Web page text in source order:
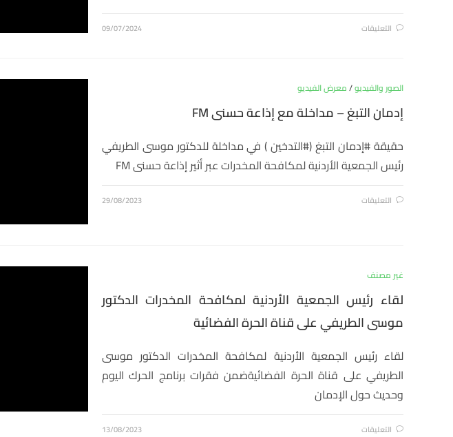
التعليقات 09/07/2024
الصور والفيديو/معرض الفيديو
إدمان التبغ – مداخلة مع إذاعة حسنى FM
حقيقة #إدمان التبغ (#التدخين ) في مداخلة للدكتور موسى الطريفي
رئيس الجمعية الأردنية لمكافحة المخدرات عبر أثير إذاعة حسنى FM
التعليقات 29/08/2023
غير مصنف
لقاء رئيس الجمعية الأردنية لمكافحة المخدرات الدكتور
موسى الطريفي على قناة الحرة الفضائية
لقاء رئيس الجمعية الأردنية لمكافحة المخدرات الدكتور موسى
الطريفي على قناة الحرة الفضائيةضمن فقرات برنامج الحرك اليوم
وحديث حول الإدمان
التعليقات 13/08/2023